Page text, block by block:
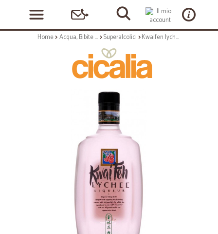
Home Acqua, Bibite e Alcolici Superalcolici Kwaifen lychee kiquore cl.70